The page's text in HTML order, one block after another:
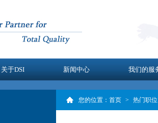
关于DSI 新闻中心 我们的服
您的位置： 首页 > 热门职位